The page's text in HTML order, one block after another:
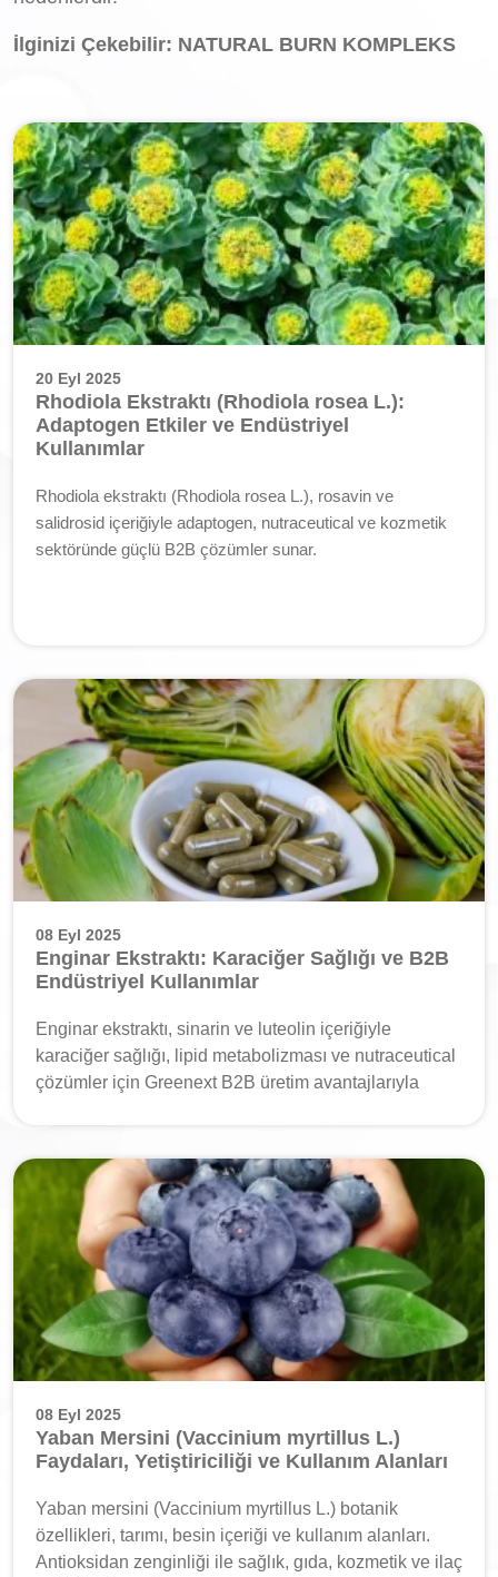
İlginizi Çekebilir: NATURAL BURN KOMPLEKS
20 Eyl 2025
Rhodiola Ekstraktı (Rhodiola rosea L.):
Adaptogen Etkiler ve Endüstriyel
Kullanımlar
Rhodiola ekstraktı (Rhodiola rosea L.), rosavin ve
salidrosid içeriğiyle adaptogen, nutraceutical ve kozmetik
sektöründe güçlü B2B çözümler sunar.
08 Eyl 2025
Enginar Ekstraktı: Karaciğer Sağlığı ve B2B
Endüstriyel Kullanımlar
Enginar ekstraktı, sinarin ve luteolin içeriğiyle
karaciğer sağlığı, lipid metabolizması ve nutraceutical
çözümler için Greenext B2B üretim avantajlarıyla
08 Eyl 2025
Yaban Mersini (Vaccinium myrtillus L.)
Faydaları, Yetiştiriciliği ve Kullanım Alanları
Yaban mersini (Vaccinium myrtillus L.) botanik
özellikleri, tarımı, besin içeriği ve kullanım alanları.
Antioksidan zenginliği ile sağlık, gıda, kozmetik ve ilaç